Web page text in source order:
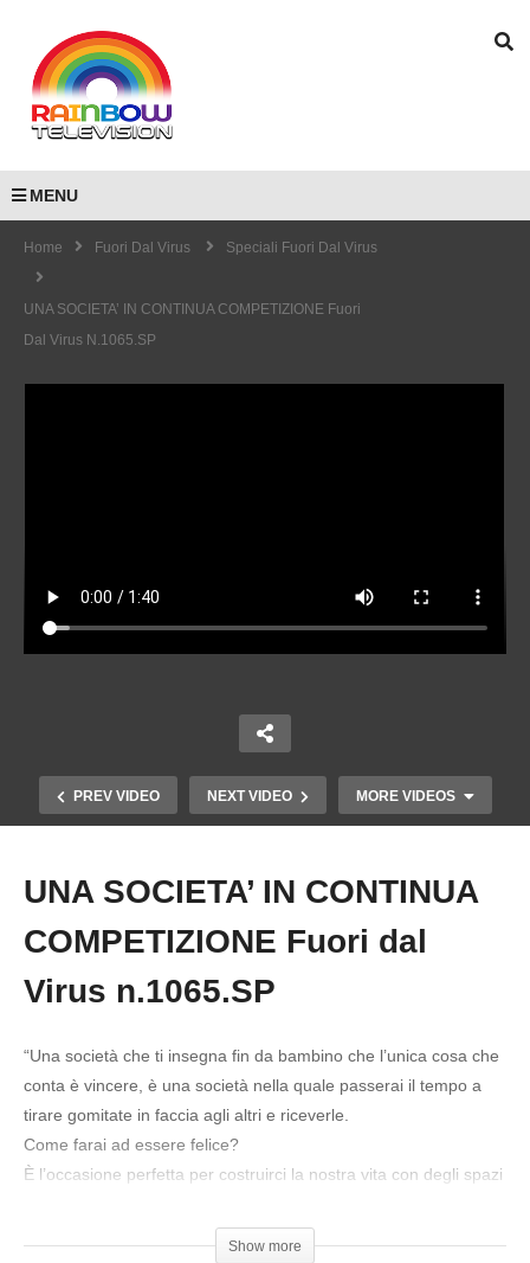
MENU
Home Fuori Dal Virus Speciali Fuori Dal Virus
UNA SOCIETA’ IN CONTINUA COMPETIZIONE Fuori
Dal Virus N.1065.SP
PREV VIDEO NEXT VIDEO MORE VIDEOS
Copy Embed Code
E’ TUTTO UNA TRUFFA Fuori dal Virus
UNA SOCIETA’ IN CONTINUA
COMPETIZIONE Fuori dal
Virus n.1065.SP
“Una società che ti insegna fin da bambino che l’unica cosa che
conta è vincere, è una società nella quale passerai il tempo a
tirare gomitate in faccia agli altri e riceverle.
Come farai ad essere felice?
È l’occasione perfetta per costruirci la nostra vita con degli spazi
Show more